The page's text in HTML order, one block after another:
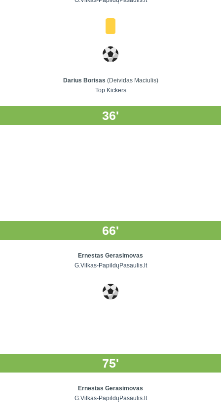
Darius Borisas (Deividas Maciulis)
Top Kickers
36'
66'
Ernestas Gerasimovas
G.Vilkas-PapildųPasaulis.lt
75'
Ernestas Gerasimovas
G.Vilkas-PapildųPasaulis.lt